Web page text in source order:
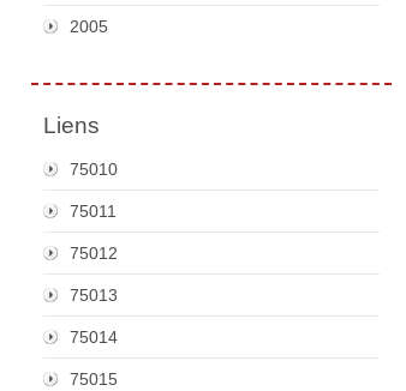
2005
Liens
75010
75011
75012
75013
75014
75015